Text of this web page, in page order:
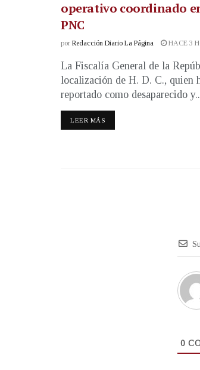
operativo coordinado
PNC
por Redacción Diario La Página HACE 3
La Fiscalía General de la
localización de H. D. C., quien
reportado como desaparecido
LEER MÁS
0